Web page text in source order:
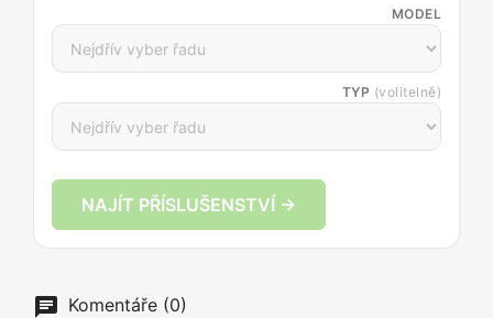
MODEL
TYP (volitelně)
NAJÍT PŘÍSLUŠENSTVÍ →
Komentáře (0)